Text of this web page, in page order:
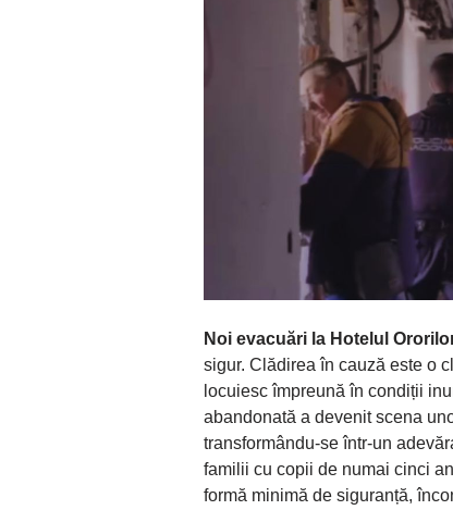
Noi evacuări la Hotelul
sigur. Clădirea în cauză este o
locuiesc împreună în condiții
abandonată a devenit scena
transformându-se într-un
familii cu copii de numai cinci
formă minimă de siguranță,